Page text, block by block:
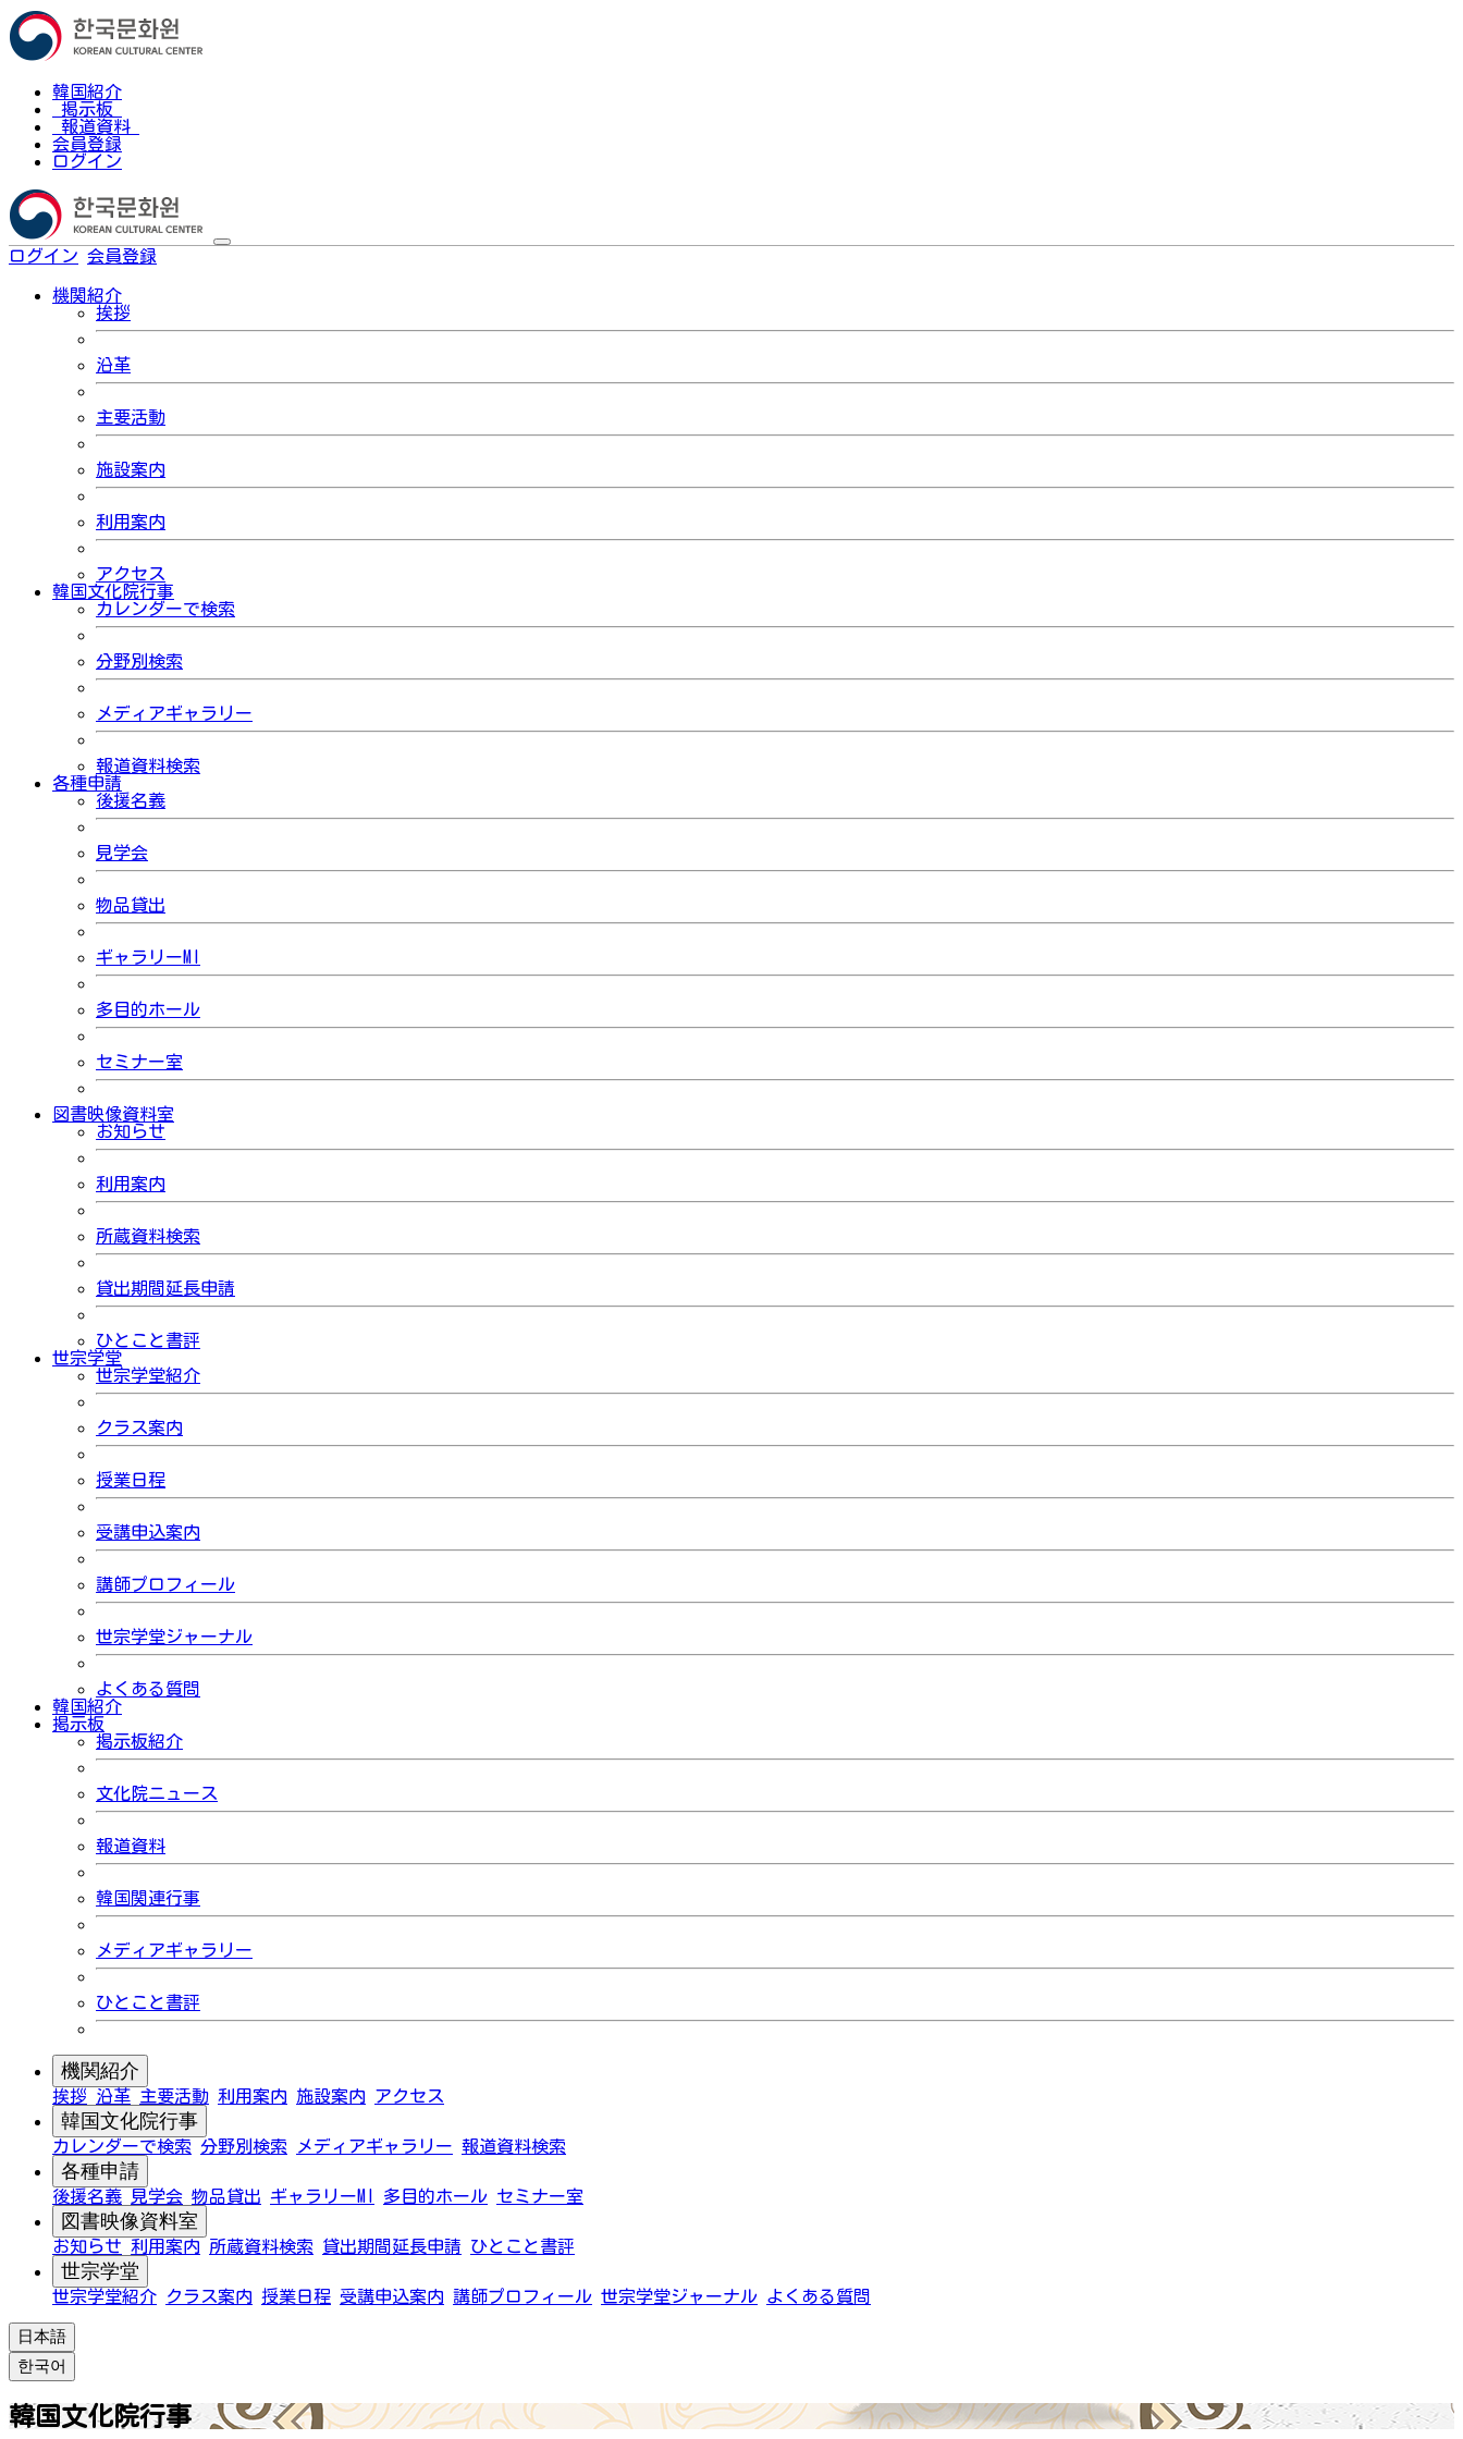
韓国紹介
掲示板
報道資料
会員登録
ログイン
ログイン 会員登録
機関紹介
挨拶
沿革
主要活動
施設案内
利用案内
アクセス
韓国文化院行事
カレンダーで検索
分野別検索
メディアギャラリー
報道資料検索
各種申請
後援名義
見学会
物品貸出
ギャラリーMI
多目的ホール
セミナー室
図書映像資料室
お知らせ
利用案内
所蔵資料検索
貸出期間延長申請
ひとこと書評
世宗学堂
世宗学堂紹介
クラス案内
授業日程
受講申込案内
講師プロフィール
世宗学堂ジャーナル
よくある質問
韓国紹介
掲示板
掲示板紹介
文化院ニュース
報道資料
韓国関連行事
メディアギャラリー
ひとこと書評
機関紹介
挨拶 沿革 主要活動 利用案内 施設案内 アクセス
韓国文化院行事
カレンダーで検索 分野別検索 メディアギャラリー 報道資料検索
各種申請
後援名義 見学会 物品貸出 ギャラリーMI 多目的ホール セミナー室
図書映像資料室
お知らせ 利用案内 所蔵資料検索 貸出期間延長申請 ひとこと書評
世宗学堂
世宗学堂紹介 クラス案内 授業日程 受講申込案内 講師プロフィール 世宗学堂ジャーナル よくある質問
日本語
한국어
韓国文化院行事